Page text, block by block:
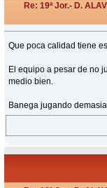
Re: 19ª Jor.- D.
Que poca calidad tiene
El equipo a pesar de no
medio bien.
Banega jugando